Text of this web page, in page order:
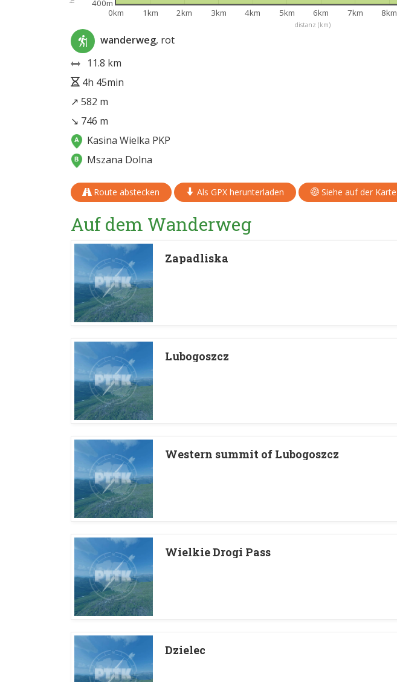
distanz (km)
0km 1km 2km 3km 4km 5km 6km 7km 8km
400m
wanderweg, rot
11.8 km
4h 45min
↗ 582 m
↘ 746 m
Kasina Wielka PKP
Mszana Dolna
Route abstecken Als GPX herunterladen Siehe auf der Karte
Auf dem Wanderweg
Zapadliska
Lubogoszcz
Western summit of Lubogoszcz
Wielkie Drogi Pass
Dzielec